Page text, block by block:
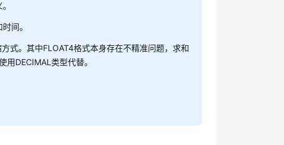
间。
式。其中FLOAT4格式本身存在不精准问题，求和
DECIMAL类型代替。